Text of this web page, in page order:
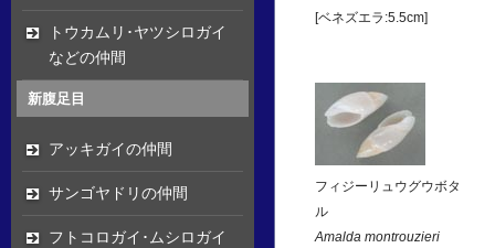
[ベネズエラ:5.5cm]
フィジーリュウグウボタ
ル
Amalda montrouzieri
トウカムリ･ヤツシロガイ
などの仲間
新腹足目
アッキガイの仲間
サンゴヤドリの仲間
フトコロガイ･ムシロガイ